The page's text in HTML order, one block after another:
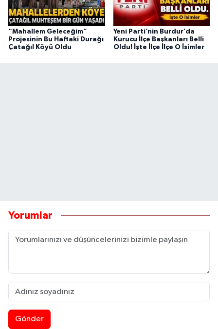
“Mahallem Geleceğim”
Projesinin Bu Haftaki Durağı
Çatağıl Köyü Oldu
Yeni Parti’nin Burdur’da
Kurucu İlçe Başkanları Belli
Oldu! İşte İlçe İlçe O İsimler
Yorumlar
Gönder